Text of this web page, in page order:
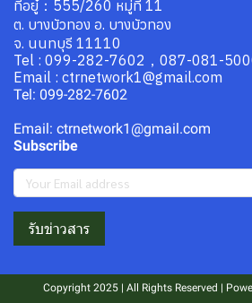
ที่อยู๋：555/260 หมู่ที่ 11
ต. บางบัวทอง อ. บางบัวทอง
จ. นนทบุรี 11110
Tel : 099-282-7602，087-081-
Email : ctrnetwork1@gmail.com
Tel: 099-282-7602
Email: ctrnetwork1@gmail.com
Subscribe
รับข่าวสาร
Copyright 2025 | All Rights Reserved |